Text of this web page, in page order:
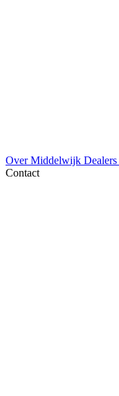
Over Middelwijk Dealers
Contact